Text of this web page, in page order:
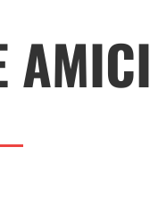
AMICI